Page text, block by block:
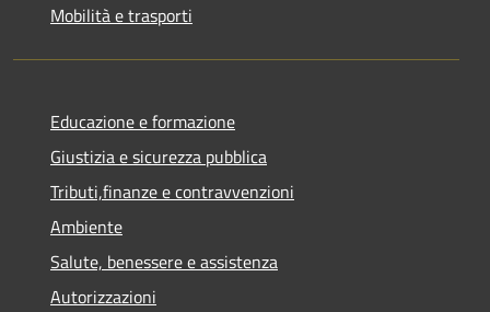
Mobilità e trasporti
Educazione e formazione
Giustizia e sicurezza pubblica
Tributi,finanze e contravvenzioni
Ambiente
Salute, benessere e assistenza
Autorizzazioni